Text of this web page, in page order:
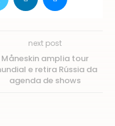
next post
Måneskin amplia tour
e retira Rússia da
agenda de shows